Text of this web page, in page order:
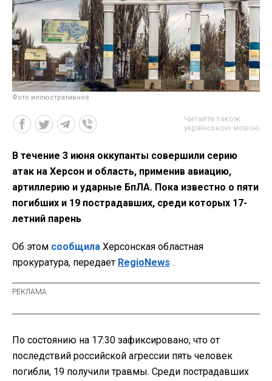
Фото иллюстративное
Читайте також
українською мовою
В течение 3 июня оккупанты совершили серию
атак на Херсон и область, применив авиацию,
артиллерию и ударные БпЛА. Пока известно о пяти
погибших и 19 пострадавших, среди которых 17-
летний парень
Об этом сообщила Херсонская областная
прокуратура, передает RegioNews .
По состоянию на 17:30 зафиксировано, что от
последствий российской агрессии пять человек
погибли, 19 получили травмы. Среди пострадавших